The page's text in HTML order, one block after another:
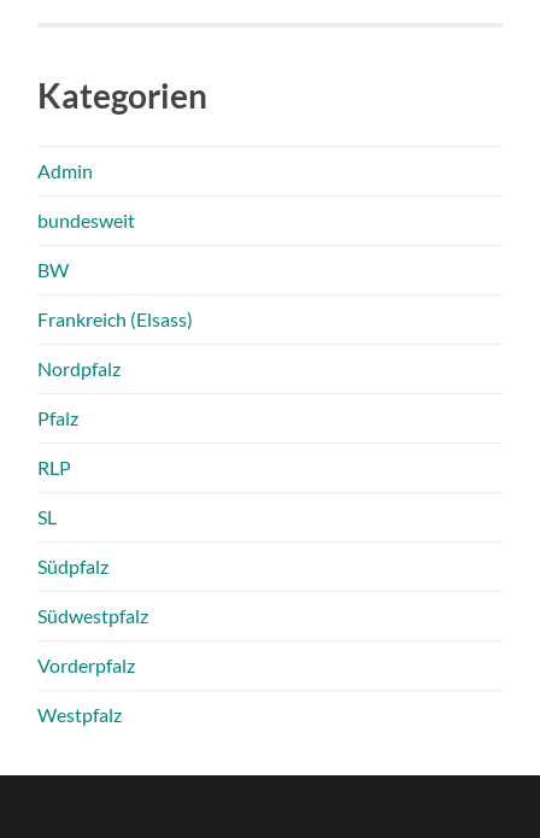
Kategorien
Admin
bundesweit
BW
Frankreich (Elsass)
Nordpfalz
Pfalz
RLP
SL
Südpfalz
Südwestpfalz
Vorderpfalz
Westpfalz